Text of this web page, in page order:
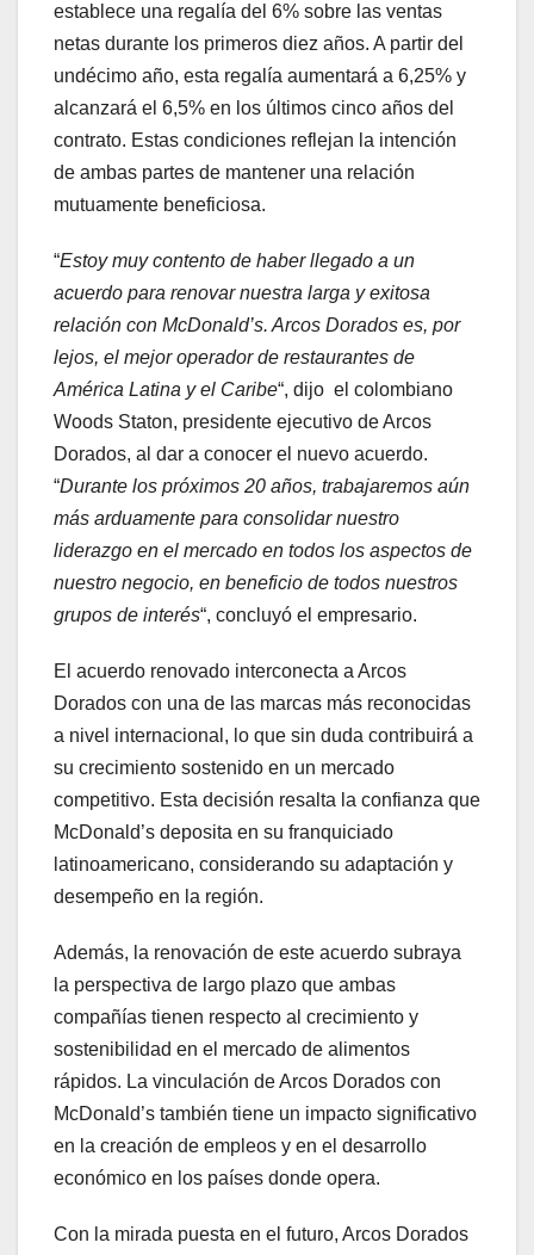
establece una regalía del 6% sobre las ventas
netas durante los primeros diez años. A partir del
undécimo año, esta regalía aumentará a 6,25% y
alcanzará el 6,5% en los últimos cinco años del
contrato. Estas condiciones reflejan la intención
de ambas partes de mantener una relación
mutuamente beneficiosa.
“Estoy muy contento de haber llegado a un
acuerdo para renovar nuestra larga y exitosa
relación con McDonald’s. Arcos Dorados es, por
lejos, el mejor operador de restaurantes de
América Latina y el Caribe“, dijo el colombiano
Woods Staton, presidente ejecutivo de Arcos
Dorados, al dar a conocer el nuevo acuerdo.
“Durante los próximos 20 años, trabajaremos aún
más arduamente para consolidar nuestro
liderazgo en el mercado en todos los aspectos de
nuestro negocio, en beneficio de todos nuestros
grupos de interés“, concluyó el empresario.
El acuerdo renovado interconecta a Arcos
Dorados con una de las marcas más reconocidas
a nivel internacional, lo que sin duda contribuirá a
su crecimiento sostenido en un mercado
competitivo. Esta decisión resalta la confianza que
McDonald’s deposita en su franquiciado
latinoamericano, considerando su adaptación y
desempeño en la región.
Además, la renovación de este acuerdo subraya
la perspectiva de largo plazo que ambas
compañías tienen respecto al crecimiento y
sostenibilidad en el mercado de alimentos
rápidos. La vinculación de Arcos Dorados con
McDonald’s también tiene un impacto significativo
en la creación de empleos y en el desarrollo
económico en los países donde opera.
Con la mirada puesta en el futuro, Arcos Dorados